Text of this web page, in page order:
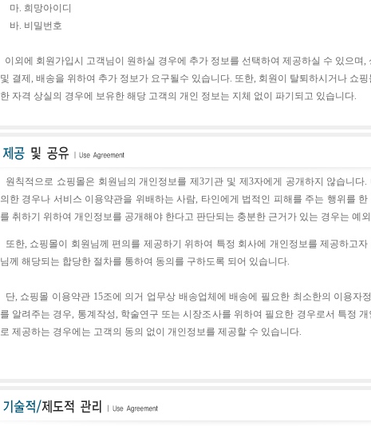
마. 희망아이디
바. 비밀번호
이외에 회원가입시 고객님이 원하실 경우에 추가 정보를 선택하여 제공하실 수 있으며,
및 결제, 배송을 위하여 추가 정보가 요구될수 있습니다. 또한, 회원이 탈퇴하시거나 쇼핑
한 자격 상실의 경우에 보유한 해당 고객의 개인 정보는 지체 없이 파기되고 있습니다.
원칙적으로 쇼핑몰은 회원님의 개인정보를 제3기관 및 제3자에게 공개하지 않습니다
의한 경우나 서비스 이용약관을 위배하는 사람, 타인에게 법적인 피해를 주는 행위를 한
를 취하기 위하여 개인정보를 공개해야 한다고 판단되는 충분한 근거가 있는 경우는 예
또한, 쇼핑몰이 회원님께 편의를 제공하기 위하여 특정 회사에 개인정보를 제공하고자
님께 해당되는 합당한 절차를 통하여 동의를 구하도록 되어 있습니다.
단, 쇼핑몰 이용약관 15조에 의거 업무상 배송업체에 배송에 필요한 최소한의 이용자
를 알려주는 경우, 통계작성, 학술연구 또는 시장조사를 위하여 필요한 경우로서 특정
로 제공하는 경우에는 고객의 동의 없이 개인정보를 제공할 수 있습니다.